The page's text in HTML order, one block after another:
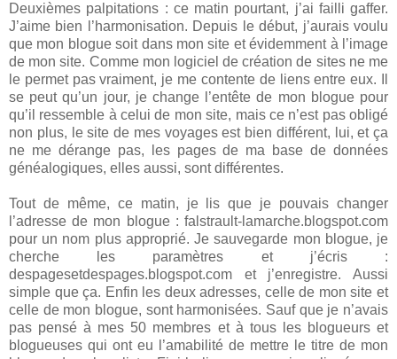
Deuxièmes palpitations : ce matin pourtant, j’ai failli gaffer.
J’aime bien l’harmonisation. Depuis le début, j’aurais voulu
que mon blogue soit dans mon site et évidemment à l’image
de mon site. Comme mon logiciel de création de sites ne me
le permet pas vraiment, je me contente de liens entre eux. Il
se peut qu’un jour, je change l’entête de mon blogue pour
qu’il ressemble à celui de mon site, mais ce n’est pas obligé
non plus, le site de mes voyages est bien différent, lui, et ça
ne me dérange pas, les pages de ma base de données
généalogiques, elles aussi, sont différentes.
Tout de même, ce matin, je lis que je pouvais changer
l’adresse de mon blogue : falstrault-lamarche.blogspot.com
pour un nom plus approprié. Je sauvegarde mon blogue, je
cherche les paramètres et j’écris :
despagesetdespages.blogspot.com et j’enregistre. Aussi
simple que ça. Enfin les deux adresses, celle de mon site et
celle de mon blogue, sont harmonisées. Sauf que je n’avais
pas pensé à mes 50 membres et à tous les blogueurs et
blogueuses qui ont eu l’amabilité de mettre le titre de mon